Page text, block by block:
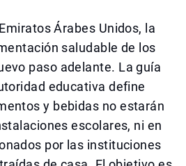
Árabes Unidos, la
saludable de los
paso adelante. La guía
educativa define
y bebidas no estarán
escolares, ni en
por las instituciones